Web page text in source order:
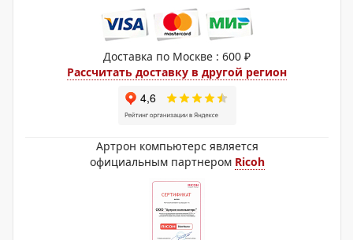
Доставка по Москве : 600 ₽
Рассчитать доставку в другой регион
Артрон компьютерс является
официальным партнером Ricoh